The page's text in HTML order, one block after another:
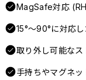
MagSafe対応
15°〜90°に対応
取り外し可能なス
手持ちやマグネ